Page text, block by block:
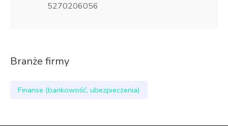
5270206056
Branże firmy
Finanse (bankowość, ubezpieczenia)